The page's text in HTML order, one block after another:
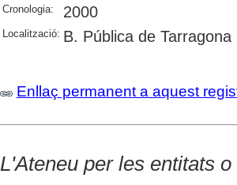
Cronologia: 2000
Localització: B. Pública de Tarragona
Enllaç permanent a aquest
L'Ateneu per les entitats